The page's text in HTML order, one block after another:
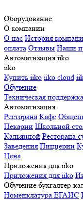
Оборудование
О компании
О нас История
оплата Отзывы Наши
Автоматизация iiko
iiko
Купить iiko iiko cloud
Обучение
Техническая поддержка
Автоматизация
Ресторана Кафе
Пекарни Школьной
Кальянной Ресторана
Заведения Пиццерии
Цена
Приложения для iiko
Приложения для iiko
Обучение бухгалтер-
Номенклатура ЕГАИС